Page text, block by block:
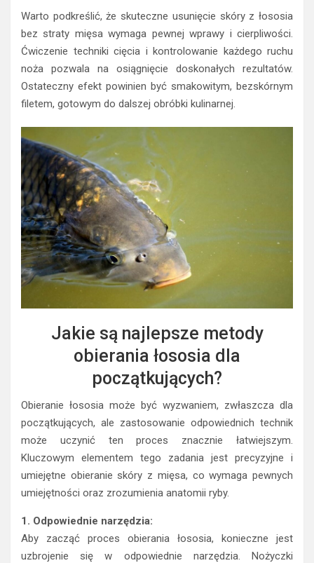
Warto podkreślić, że skuteczne usunięcie skóry z łososia
bez straty mięsa wymaga pewnej wprawy i cierpliwości.
Ćwiczenie techniki cięcia i kontrolowanie każdego ruchu
noża pozwala na osiągnięcie doskonałych rezultatów.
Ostateczny efekt powinien być smakowitym, bezskórnym
filetem, gotowym do dalszej obróbki kulinarnej.
Jakie są najlepsze metody
obierania łososia dla
początkujących?
Obieranie łososia może być wyzwaniem, zwłaszcza dla
początkujących, ale zastosowanie odpowiednich technik
może uczynić ten proces znacznie łatwiejszym.
Kluczowym elementem tego zadania jest precyzyjne i
umiejętne obieranie skóry z mięsa, co wymaga pewnych
umiejętności oraz zrozumienia anatomii ryby.
1. Odpowiednie narzędzia:
Aby zacząć proces obierania łososia, konieczne jest
uzbrojenie się w odpowiednie narzędzia. Nożyczki